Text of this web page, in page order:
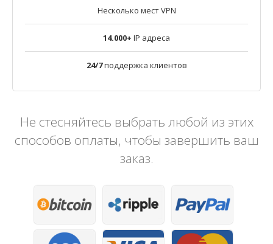
Несколько мест VPN
14.000+ IP адреса
24/7поддержка клиентов
Не стесняйтесь выбрать любой из этих
способов оплаты, чтобы завершить ваш
заказ.